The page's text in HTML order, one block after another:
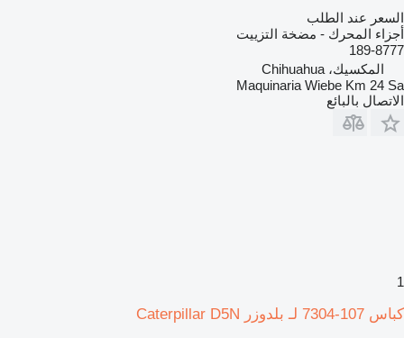
السعر عند الطلب
أجزاء المحرك - مضخة التزييت
189-8777
المكسيك، Chihuahua
Maquinaria Wiebe Km 24 Sa
الاتصال بالبائع
1
كباس 107-7304 لـ بلدوزر Caterpillar D5N